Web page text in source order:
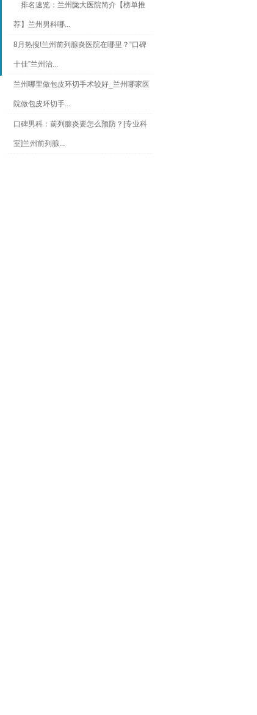
排名速览：兰州陇大医院简介【榜单推
荐】兰州男科哪...
8月热搜!兰州前列腺炎医院在哪里？“口碑
十佳”兰州治...
兰州哪里做包皮环切手术较好_兰州哪家医
院做包皮环切手...
口碑男科：前列腺炎要怎么预防？[专业科
室]兰州前列腺...